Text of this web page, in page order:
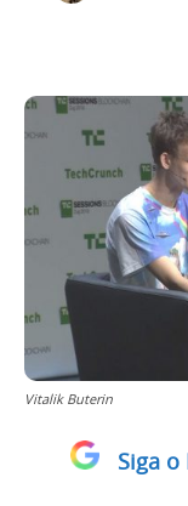
Vitalik Buterin
Siga